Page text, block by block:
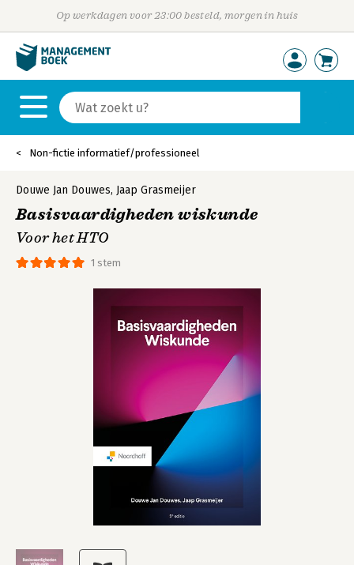
Op werkdagen voor 23:00 besteld, morgen in huis
Non-fictie informatief/professioneel
1 stem
Douwe Jan Douwes, Jaap Grasmeijer
Basisvaardigheden wiskunde
Voor het HTO